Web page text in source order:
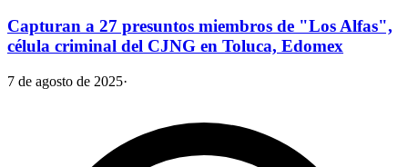
Capturan a 27 presuntos miembros de "Los Alfas",
célula criminal del CJNG en Toluca, Edomex
7 de agosto de 2025·